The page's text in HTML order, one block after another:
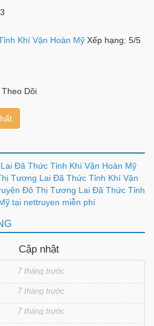
Khí Vận Hoàn Mỹ Xếp hạng: 5/5
Dõi
Đã Thức Tỉnh Khí Vận Hoàn Mỹ
Tương Lai Đã Thức Tỉnh Khí Vận
Đô Thị Tương Lai Đã Thức Tỉnh
tại nettruyen miễn phí
Cập nhật
7 tháng trước
7 tháng trước
7 tháng trước